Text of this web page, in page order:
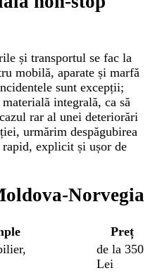
și transportul se fac la
mobilă, aparate și marfă
sunt excepții;
integrală, ca să
rar al unei deteriorări
urmărim despăgubirea
explicit și ușor de
Norvegia
Preț
de la 350
Lei